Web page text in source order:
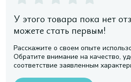
У этого товара пока нет
можете стать первым!
Расскажите о своем опыте
Обратите внимание на качество,
соответствие заявленным